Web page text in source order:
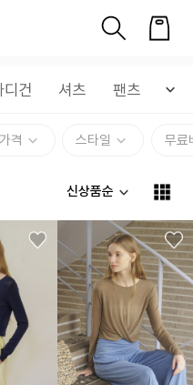
디건 셔츠 팬츠 아
가격 스타일 무료
신상품순